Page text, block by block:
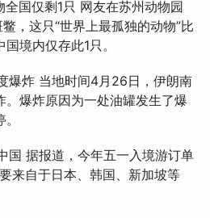
全国仅剩1只 网友在苏州动物园
，这只“世界上最孤独的动物”比
境内仅存此1只。
爆炸 当地时间4月26日，伊朗南
。爆炸原因为一处油罐发生了爆
国 据报道，今年五一入境游订单
来自于日本、韩国、新加坡等